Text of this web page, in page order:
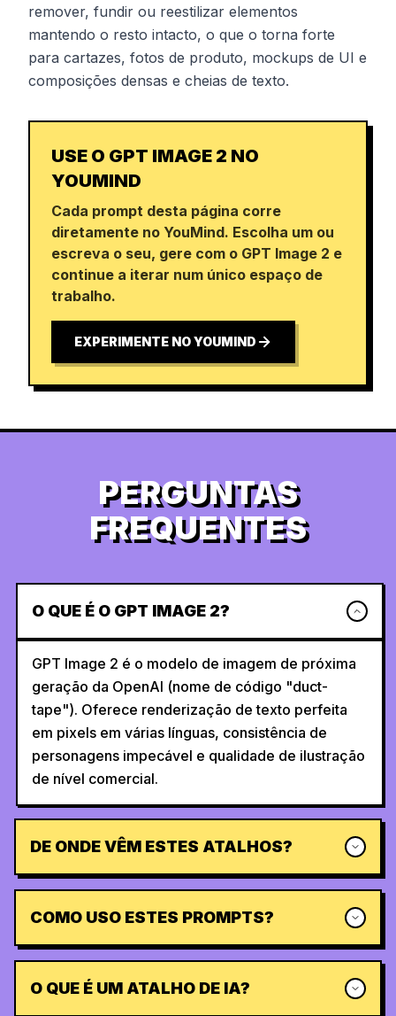
remover, fundir ou reestilizar elementos
mantendo o resto intacto, o que o torna forte
para cartazes, fotos de produto, mockups de UI e
composições densas e cheias de texto.
USE O GPT IMAGE 2 NO
YOUMIND
Cada prompt desta página corre
diretamente no YouMind. Escolha um ou
escreva o seu, gere com o GPT Image 2 e
continue a iterar num único espaço de
trabalho.
EXPERIMENTE NO YOUMIND
PERGUNTAS
FREQUENTES
O QUE É O GPT IMAGE 2?
GPT Image 2 é o modelo de imagem de próxima
geração da OpenAI (nome de código "duct-
tape"). Oferece renderização de texto perfeita
em pixels em várias línguas, consistência de
personagens impecável e qualidade de ilustração
de nível comercial.
DE ONDE VÊM ESTES ATALHOS?
COMO USO ESTES PROMPTS?
O QUE É UM ATALHO DE IA?